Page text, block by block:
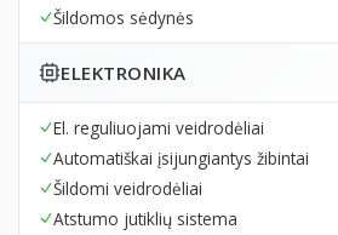
Šildomos sėdynės
ELEKTRONIKA
El. reguliuojami veidrodėliai
Automatiškai įsijungiantys žibintai
Šildomi veidrodėliai
Atstumo jutiklių sistema